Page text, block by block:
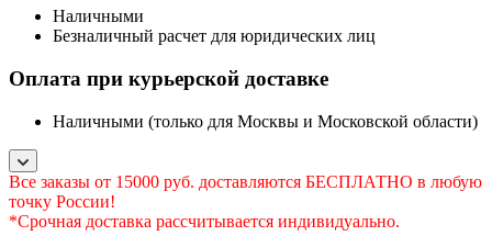
Наличными
Безналичный расчет для юридических лиц
Оплата при курьерской доставке
Наличными (только для Москвы и Московской области)
Все заказы от 15000 руб. доставляются БЕСПЛАТНО в любую
точку России!
*Срочная доставка рассчитывается индивидуально.